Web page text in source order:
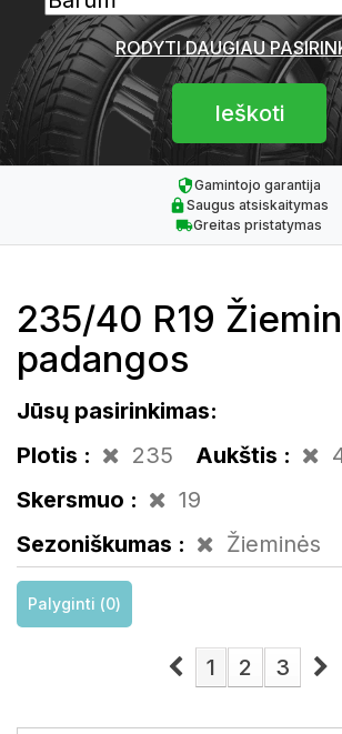
RODYTI DAUGIAU
Gamintojo garantija
Saugus atsiskaitymas
Greitas pristatymas
235/40 R19
padangos
Jūsų pasirinkimas:
Plotis :
235 Aukštis :
Skersmuo :
19
Sezoniškumas :
Žieminės
Palyginti (0)
1 2 3